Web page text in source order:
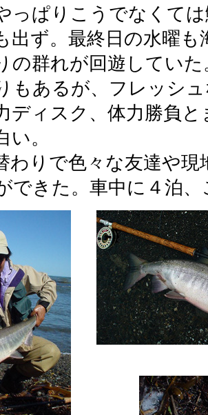
っぱりこうでなくては
出ず。 最終日の水曜も
の群れが回遊してい
もあるが、フレッシ
ディスク、 体力勝負 と
い。
わりで色々 な友達や現
できた。 車中に４泊